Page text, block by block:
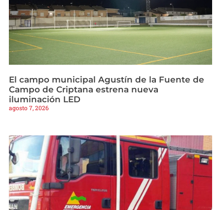
El campo municipal Agustín de la Fuente de
Campo de Criptana estrena nueva
iluminación LED
agosto 7, 2026